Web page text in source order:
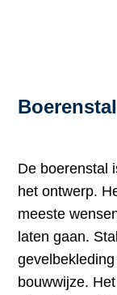
Boerenstal
De boerenstal
het ontwerp.
meeste
laten gaan.
bouwwijze.